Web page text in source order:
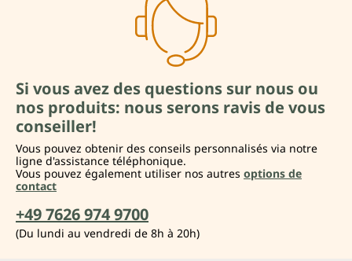
Si vous avez des questions sur nous ou
nos produits: nous serons ravis de vous
conseiller!
Vous pouvez obtenir des conseils personnalisés via notre
ligne d'assistance téléphonique.
Vous pouvez également utiliser nos autres options de
contact
+49 7626 974 9700
(Du lundi au vendredi de 8h à 20h)